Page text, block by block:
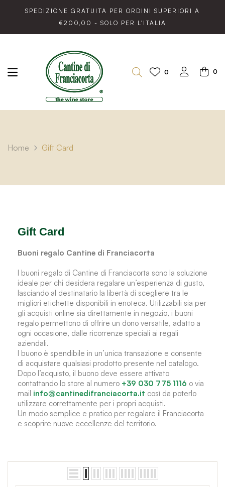
SPEDIZIONE GRATUITA PER ORDINI SUPERIORI A
€200,00 - SOLO PER L'ITALIA
0 0
Home Gift Card
Gift Card
Buoni regalo Cantine di Franciacorta
I buoni regalo di Cantine di Franciacorta sono la soluzione
ideale per chi desidera regalare un’esperienza di gusto,
lasciando al destinatario la libertà di scegliere tra le
migliori etichette disponibili in enoteca. Utilizzabili sia per
gli acquisti online sia direttamente in negozio, i buoni
regalo permettono di offrire un dono versatile, adatto a
ogni occasione, dalle ricorrenze speciali ai regali
aziendali.
l buono è spendibile in un’unica transazione e consente
di acquistare qualsiasi prodotto presente nel catalogo.
Dopo l’acquisto, il buono deve essere attivato
contattando lo store al numero +39 030 775 1116 o via
mail info@cantinedifranciacorta.it così da poterlo
utilizzare correttamente per i propri acquisti.
Un modo semplice e pratico per regalare il Franciacorta
e scoprire nuove eccellenze del territorio.